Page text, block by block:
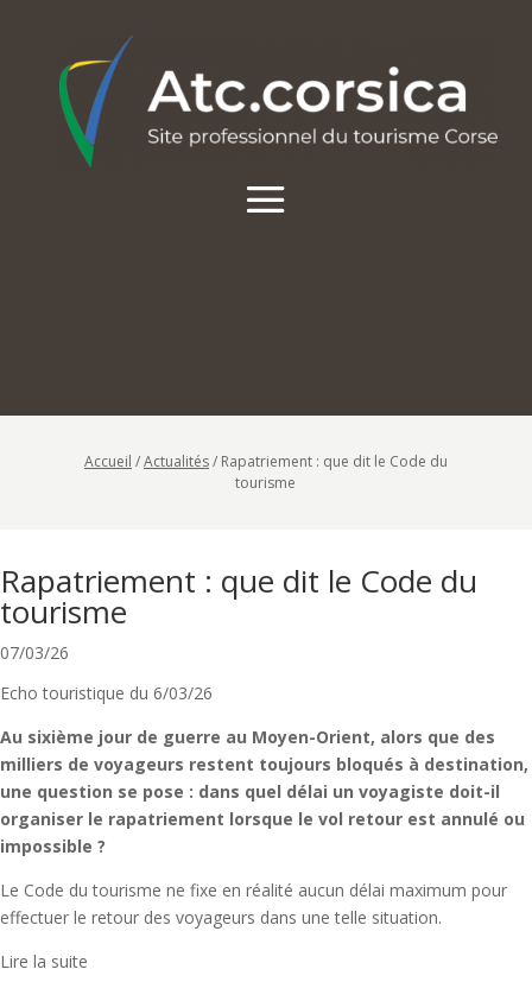
Accueil /Actualités/ Rapatriement : que dit le Code du
tourisme
Rapatriement : que dit le Code du
tourisme
07/03/26
Echo touristique du 6/03/26
Au sixième jour de guerre au Moyen-Orient, alors que des
milliers de voyageurs restent toujours bloqués à destination,
une question se pose : dans quel délai un voyagiste doit-il
organiser le rapatriement lorsque le vol retour est annulé ou
impossible ?
Le Code du tourisme ne fixe en réalité aucun délai maximum pour
effectuer le retour des voyageurs dans une telle situation.
Lire la suite